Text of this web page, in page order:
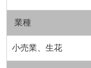
業種
小売業、生花